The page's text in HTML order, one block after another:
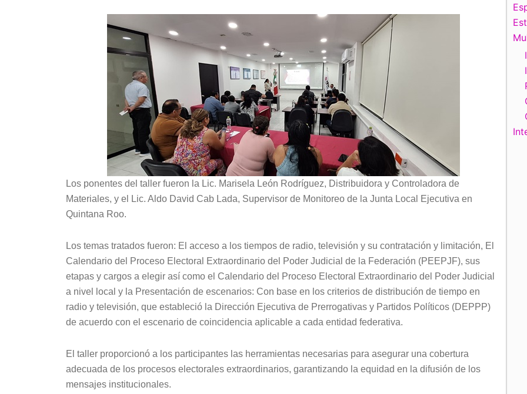
Los ponentes del taller fueron la Lic. Marisela León Rodríguez, Distribuidora y Controladora de
Materiales, y el Lic. Aldo David Cab Lada, Supervisor de Monitoreo de la Junta Local Ejecutiva en
Quintana Roo.
Los temas tratados fueron: El acceso a los tiempos de radio, televisión y su contratación y limitación, El
Calendario del Proceso Electoral Extraordinario del Poder Judicial de la Federación (PEEPJF), sus
etapas y cargos a elegir así como el Calendario del Proceso Electoral Extraordinario del Poder Judicial
a nivel local y la Presentación de escenarios: Con base en los criterios de distribución de tiempo en
radio y televisión, que estableció la Dirección Ejecutiva de Prerrogativas y Partidos Políticos (DEPPP)
de acuerdo con el escenario de coincidencia aplicable a cada entidad federativa.
El taller proporcionó a los participantes las herramientas necesarias para asegurar una cobertura
adecuada de los procesos electorales extraordinarios, garantizando la equidad en la difusión de los
mensajes institucionales.